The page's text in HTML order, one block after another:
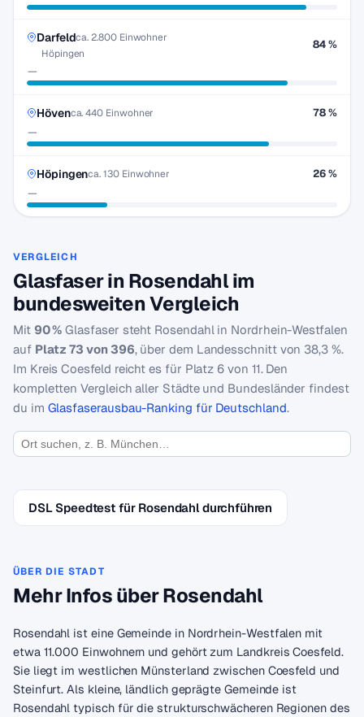
Darfeldca. 2.800 Einwohner
Höpingen
—
84 %
Hövenca. 440 Einwohner
—
78 %
Höpingenca. 130 Einwohner
—
26 %
VERGLEICH
Glasfaser in Rosendahl im
bundesweiten Vergleich
Mit 90 % Glasfaser steht Rosendahl in Nordrhein-Westfalen
auf Platz 73 von 396, über dem Landesschnitt von 38,3 %.
Im Kreis Coesfeld reicht es für Platz 6 von 11. Den
kompletten Vergleich aller Städte und Bundesländer findest
du im Glasfaserausbau-Ranking für Deutschland.
DSL Speedtest für Rosendahl durchführen
ÜBER DIE STADT
Mehr Infos über Rosendahl
Rosendahl ist eine Gemeinde in Nordrhein-Westfalen mit
etwa 11.000 Einwohnern und gehört zum Landkreis Coesfeld.
Sie liegt im westlichen Münsterland zwischen Coesfeld und
Steinfurt. Als kleine, ländlich geprägte Gemeinde ist
Rosendahl typisch für die strukturschwächeren Regionen des